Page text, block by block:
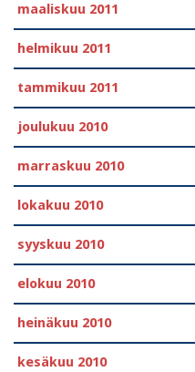
maaliskuu 2011
helmikuu 2011
tammikuu 2011
joulukuu 2010
marraskuu 2010
lokakuu 2010
syyskuu 2010
elokuu 2010
heinäkuu 2010
kesäkuu 2010